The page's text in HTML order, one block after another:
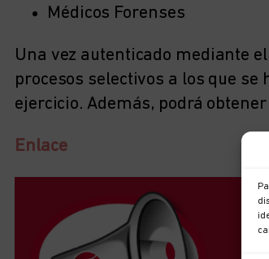
Médicos Forenses
Una vez autenticado mediante
procesos selectivos a los que
ejercicio. Además, podrá
Enlace